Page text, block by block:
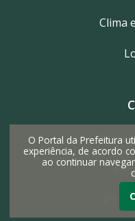
Clima
Portal
IPTU
O Portal da Prefeitura
experiência, de acordo
ao continuar